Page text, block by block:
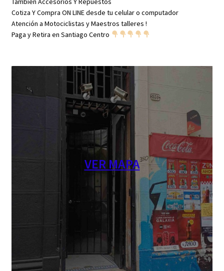
Cotiza Y Compra ON LINE desde tu celular o computador
Atención a Motociclistas y Maestros talleres !
Paga y Retira en Santiago Centro
VER MAPA